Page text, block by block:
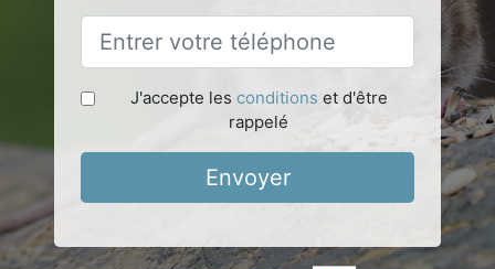
J'accepte les conditions et d'être
rappelé
Envoyer